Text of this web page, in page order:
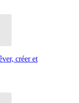
créer et